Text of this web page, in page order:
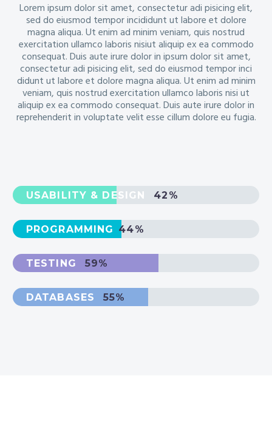
Lorem ipsum dolor sit amet, consectetur adi pisicing elit,
sed do eiusmod tempor incididunt ut labore et dolore
magna aliqua. Ut enim ad minim veniam, quis nostrud
exercitation ullamco laboris nisiut aliquip ex ea commodo
consequat. Duis aute irure dolor in ipsum dolor sit amet,
consectetur adi pisicing elit, sed do eiusmod tempor inci
didunt ut labore et dolore magna aliqua. Ut enim ad minim
veniam, quis nostrud exercitation ullamco laboris nisi ut
aliquip ex ea commodo consequat. Duis aute irure dolor in
reprehenderit in voluptate velit esse cillum dolore eu fugia.
USABILITY & DESIGN 42%
PROGRAMMING 44%
TESTING 59%
DATABASES 55%